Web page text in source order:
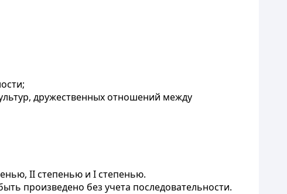
дружественных отношений между
II степенью и I степенью.
произведено без учета последовательности.